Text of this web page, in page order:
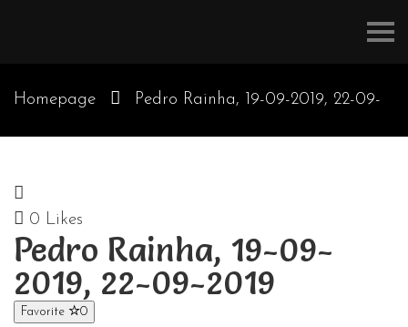
Homepage Pedro Rainha, 19-09-2019, 22-09-
0 Likes
Pedro Rainha, 19-09-
2019, 22-09-2019
Favorite 0